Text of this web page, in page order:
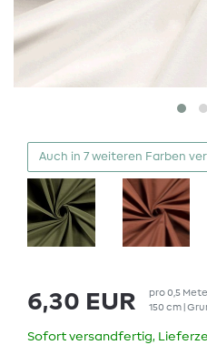
Auch in 7 weiteren Farben
6,30 EUR pro0,5
150 cm |
Sofort versandfertig,